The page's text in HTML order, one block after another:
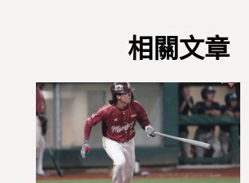
相關文章